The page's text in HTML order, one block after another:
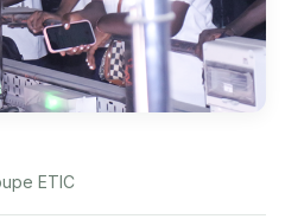
ETIC